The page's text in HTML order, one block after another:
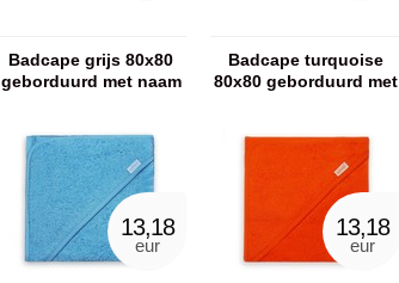
Badcape grijs 80x80
geborduurd met naam
Badcape turquoise
80x80 geborduurd met
13,18
eur
13,18
eur